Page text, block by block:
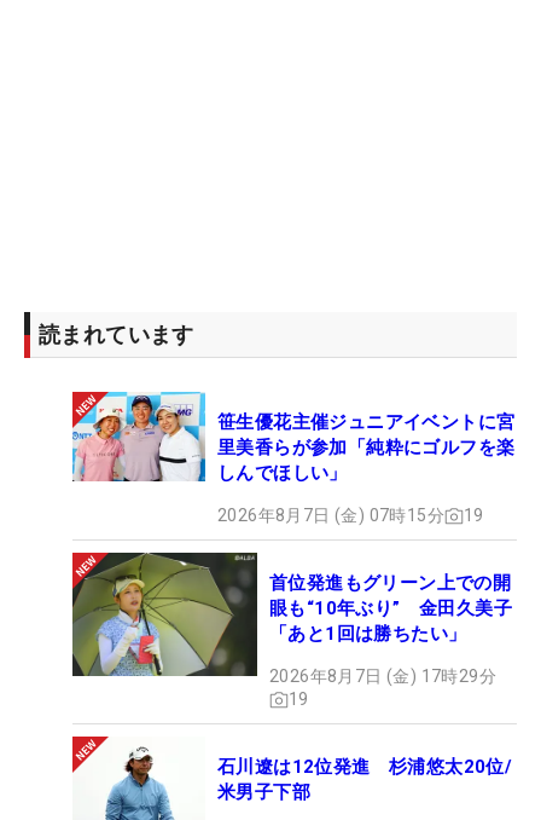
読まれています
笹生優花主催ジュニアイベントに宮
里美香らが参加「純粋にゴルフを楽
しんでほしい」
2026年8月7日 (金) 07時15分 19
首位発進もグリーン上での開
眼も“10年ぶり” 金田久美子
「あと1回は勝ちたい」
2026年8月7日 (金) 17時29分
19
石川遼は12位発進 杉浦悠太20位/
米男子下部